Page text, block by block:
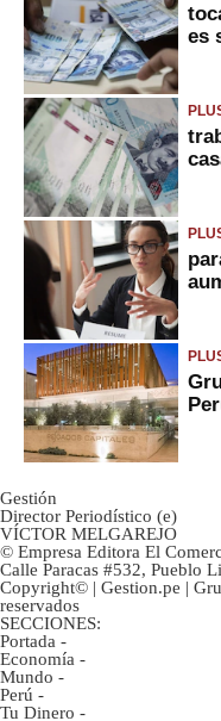
es
Gestión
Director Periodístico (e)
VÍCTOR MELGAREJO
© Empresa Editora El
Calle Paracas #532, Pueblo
Copyright© | Gestion.pe |
reservados
SECCIONES:
Portada -
Economía -
Mundo -
Perú -
Tu Dinero -